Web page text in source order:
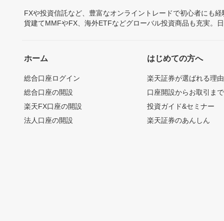
FXや投資信託など、豊富なオンライントレードで初心者にも
貨建てMMFやFX、海外ETFなどグローバル投資商品も充実。
ホーム
総合口座ログイン
総合口座の開設
楽天FX口座の開設
法人口座の開設
はじめての方へ
楽天証券が選ばれる理由
口座開設からお取引ま
投資ガイド&セミナー
楽天証券のあんしん